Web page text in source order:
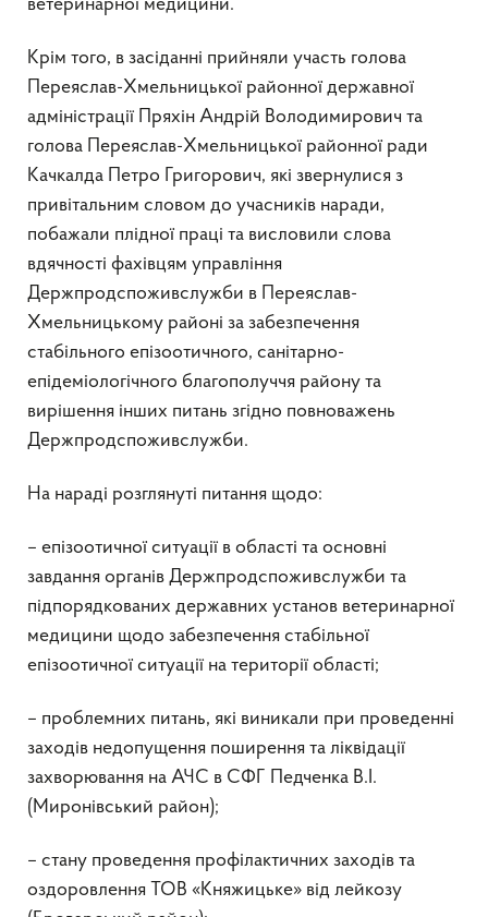
ветеринарної медицини.
Крім того, в засіданні прийняли участь голова
Переяслав-Хмельницької районної державної
адміністрації Пряхін Андрій Володимирович та
голова Переяслав-Хмельницької районної ради
Качкалда Петро Григорович, які звернулися з
привітальним словом до учасників наради,
побажали плідної праці та висловили слова
вдячності фахівцям управління
Держпродспоживслужби в Переяслав-
Хмельницькому районі за забезпечення
стабільного епізоотичного, санітарно-
епідеміологічного благополуччя району та
вирішення інших питань згідно повноважень
Держпродспоживслужби.
На нараді розглянуті питання щодо:
– епізоотичної ситуації в області та основні
завдання органів Держпродспоживслужби та
підпорядкованих державних установ ветеринарної
медицини щодо забезпечення стабільної
епізоотичної ситуації на території області;
– проблемних питань, які виникали при проведенні
заходів недопущення поширення та ліквідації
захворювання на АЧС в СФГ Педченка В.І.
(Миронівський район);
– стану проведення профілактичних заходів та
оздоровлення ТОВ «Княжицьке» від лейкозу